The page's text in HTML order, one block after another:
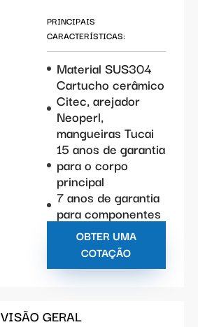
PRINCIPAIS
CARACTERÍSTICAS:
Material SUS304
Cartucho cerâmico
Citec, arejador
Neoperl,
mangueiras Tucai
15 anos de garantia
para o corpo
principal
7 anos de garantia
para componentes
OBTER UMA
COTAÇÃO
VISÃO GERAL